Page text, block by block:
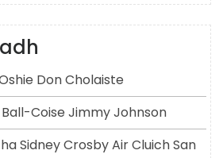
Don Cholaiste
Coise Jimmy Johnson
Sidney Crosby Air Cluich San